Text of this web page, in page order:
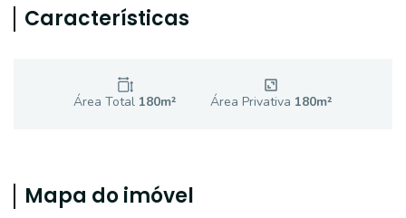
Características
Área Total 180m² Área Privativa 180m²
Mapa do imóvel